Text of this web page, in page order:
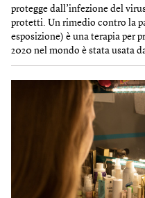
protegge dall’infezione del
protetti. Un rimedio contro la
esposizione) è una terapia per
2020 nel mondo è stata usata